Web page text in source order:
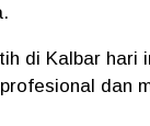
di Kalbar hari
dan